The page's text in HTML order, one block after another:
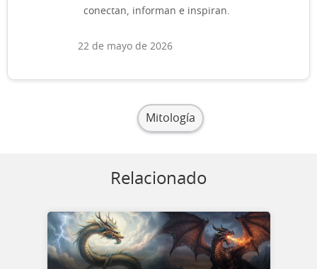
conectan, informan e inspiran.
22 de mayo de 2026
Mitología
Relacionado